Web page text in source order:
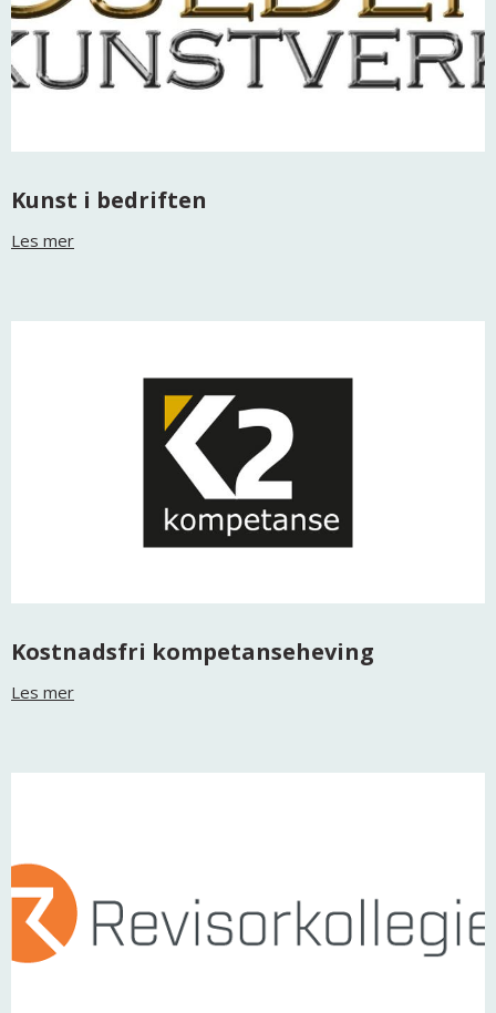
Kunst i bedriften
Les mer
Kostnadsfri kompetanseheving
Les mer